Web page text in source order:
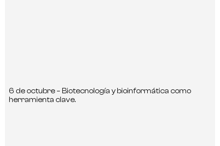
6 de octubre – Biotecnología y bioinformática como
herramienta clave.